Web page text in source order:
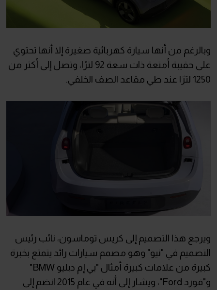
وبالرغم من أنها سيارة كهربائية صغيرة إلا أنها تحتوي
على حقيبة أمتعة ذات سعة 92 لترًا، وتصل إلى أكثر من
1250 لترًا عند طي مقاعد الصف الخلفي.
ويرجع هذا التصميم إلى كريس توماسون، نائب رئيس
التصميم في "نيو" وهو مصمم سيارات رائد يتمتع بخبرة
كبيرة من علامات كبيرة أمثال "بي إم دبليو BMW"
و"فورد Ford"، ويشار إلى أنه في عام 2015 انضم إلى